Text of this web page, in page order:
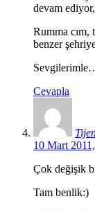
devam
Rumma cım,
benzer
Cevapla
10 Mart
Çok değişik
Tam benlik:)